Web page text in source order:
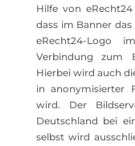
Hilfe von
dass im Banner
eRecht24-Logo
Verbindung zum
Hierbei wird auch
in anonymisierter
wird. Der
Deutschland bei
selbst wird